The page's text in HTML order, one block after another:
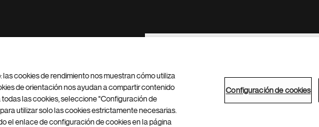
Footer Site Search
Configuración de cookies Mapa del sitio
cookies de rendimiento nos muestran cómo utiliza
de orientación nos ayudan a compartir contenido
las cookies, seleccione "Configuración de
utilizar solo las cookies estrictamente necesarias.
el enlace de configuración de cookies en la página
Configuración de cookies